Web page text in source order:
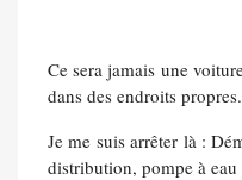
Ce sera jamais une
dans des endroits
Je me suis arrêter là :
distribution, pompe à eau